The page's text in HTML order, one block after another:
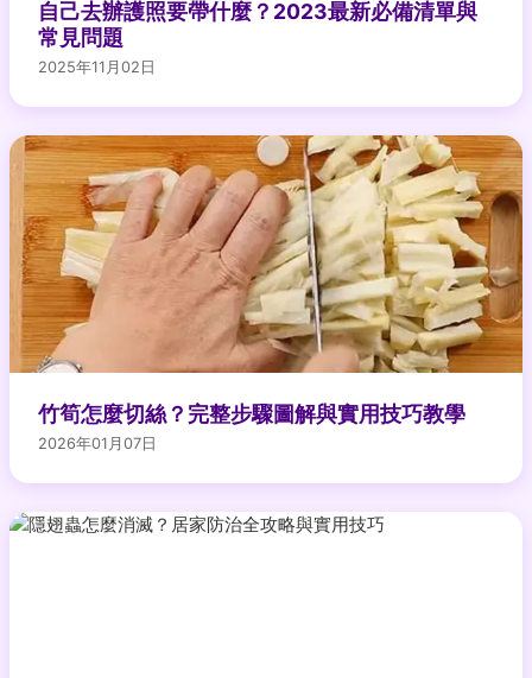
自己去辦護照要帶什麼？2023最新必備清單與
常見問題
2025年11月02日
竹筍怎麼切絲？完整步驟圖解與實用技巧教學
2026年01月07日